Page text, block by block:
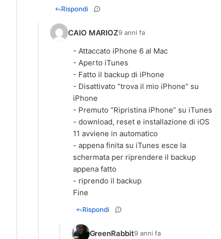
Rispondi
CAIO MARIOZ9 anni fa
- Attaccato iPhone 6 al Mac
- Aperto iTunes
- Fatto il backup di iPhone
- Disattivato “trova il mio iPhone” su
iPhone
- Premuto “Ripristina iPhone” su iTunes
- download, reset e installazione di iOS
11 avviene in automatico
- appena finita su iTunes esce la
schermata per riprendere il backup
appena fatto
- riprendo il backup
Fine
Rispondi
GreenRabbit9 anni fa